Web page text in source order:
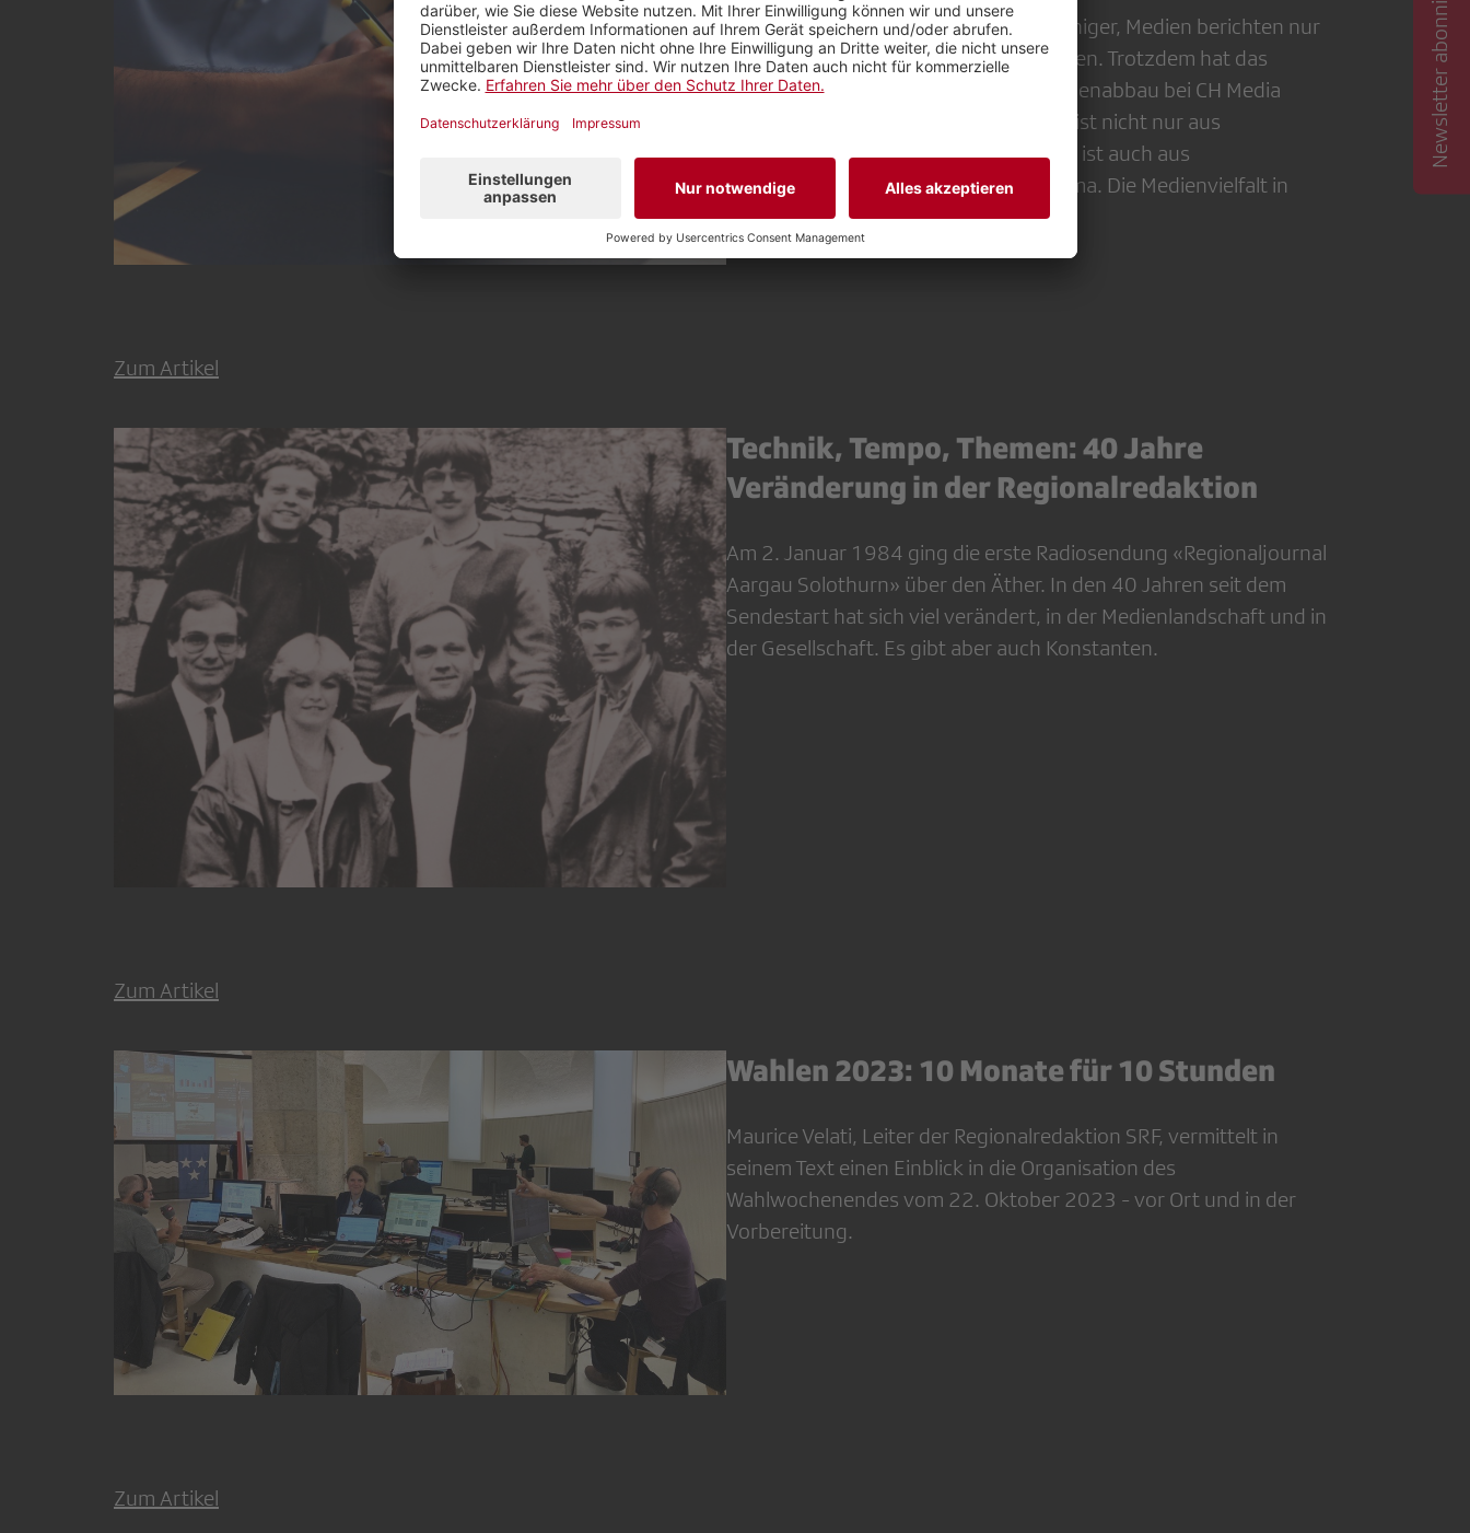
Medienjournalismus gibt es immer weniger, Medien berichten nur
noch unregelmässig über andere Medien. Trotzdem hat das
Regionaljournal von SRF über den Stellenabbau bei CH Media
berichtet. Denn dieser Personalabbau ist nicht nur aus
ökonomischer Perspektive relevant, er ist auch aus
(medien-)politischen Gründen ein Thema. Die Medienvielfalt in
unserer Region ist gefährdet.
Zum Artikel
Technik, Tempo, Themen: 40 Jahre
Veränderung in der Regionalredaktion
Am 2. Januar 1984 ging die erste Radiosendung «Regionaljournal
Aargau Solothurn» über den Äther. In den 40 Jahren seit dem
Sendestart hat sich viel verändert, in der Medienlandschaft und in
der Gesellschaft. Es gibt aber auch Konstanten.
Zum Artikel
Wahlen 2023: 10 Monate für 10 Stunden
Maurice Velati, Leiter der Regionalredaktion SRF, vermittelt in
seinem Text einen Einblick in die Organisation des
Wahlwochenendes vom 22. Oktober 2023 - vor Ort und in der
Vorbereitung.
Zum Artikel
Newsletter abonnieren